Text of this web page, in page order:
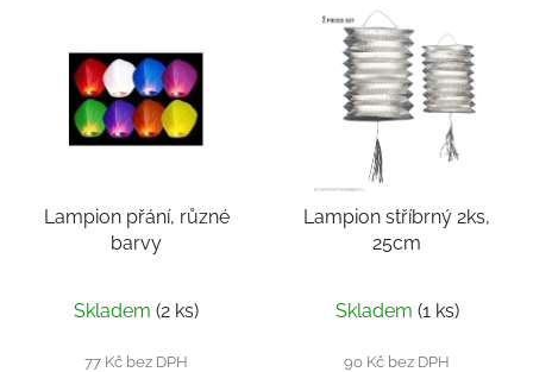
Lampion přání, různé
barvy
Skladem (2 ks)
77 Kč bez DPH
Lampion stříbrný 2ks,
25cm
Skladem (1 ks)
90 Kč bez DPH